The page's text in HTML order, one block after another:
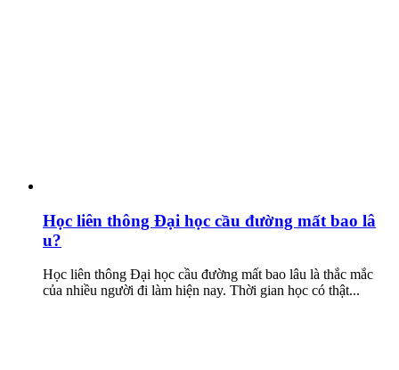
Học liên thông Đại học cầu đường mất bao lâ
u?
Học liên thông Đại học cầu đường mất bao lâu là thắc mắc
của nhiều người đi làm hiện nay. Thời gian học có thật...